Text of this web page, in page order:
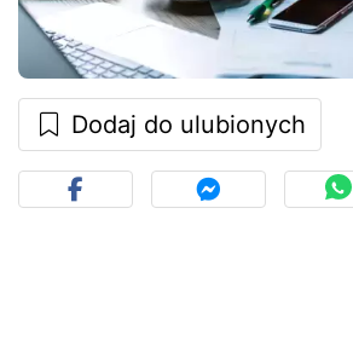
Dodaj do ulubionych